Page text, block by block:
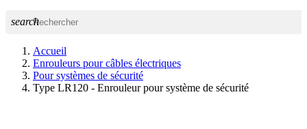
search
Accueil
Enrouleurs pour câbles électriques
Pour systèmes de sécurité
Type LR120 - Enrouleur pour système de sécurité